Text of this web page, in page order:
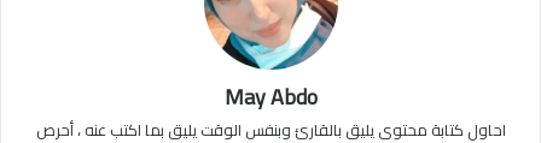
May Abdo
احاول كتابة محتوى يليق بالقارئ وبنفس الوقت يليق بما اكتب عنه ، أحرص